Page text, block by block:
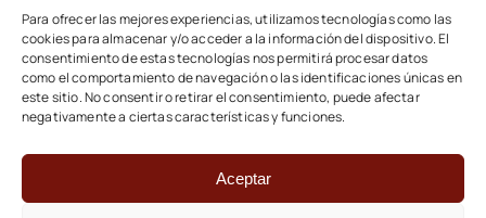
Para ofrecer las mejores experiencias, utilizamos tecnologías como las
cookies para almacenar y/o acceder a la información del dispositivo. El
consentimiento de estas tecnologías nos permitirá procesar datos
como el comportamiento de navegación o las identificaciones únicas en
este sitio. No consentir o retirar el consentimiento, puede afectar
negativamente a ciertas características y funciones.
Aceptar
CONTACTAR
ESPAÑA: (+34) 932 15 33 04
©1999 - 2026 • Fraga & Abogados •
de privacidad|Política de cookies